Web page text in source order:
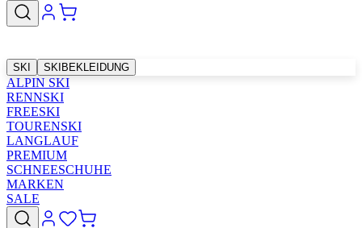
SKI SKIBEKLEIDUNG
ALPIN SKI
RENNSKI
FREESKI
TOURENSKI
LANGLAUF
PREMIUM
SCHNEESCHUHE
MARKEN
SALE